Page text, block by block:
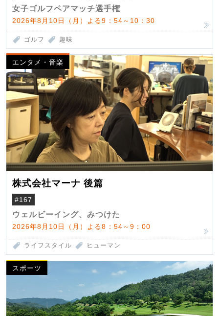
女子ゴルフペアマッチ選手権
2026年8月10日（月）よる9：54～10：30
ゴルフ 趣味
エンタメ・音楽
株式会社マーナ 後篇
#167
ウェルビーイング、みつけた
2026年8月10日（月）よる8：54～9：00
ライフスタイル ヒューマン
スポーツ